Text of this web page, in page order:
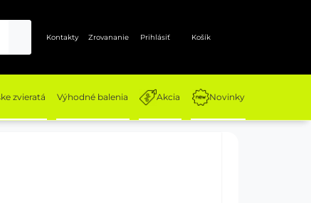
Kontakty Zrovananie Prihlásiť Košík
zvieratá Výhodné balenia Akcia Novinky